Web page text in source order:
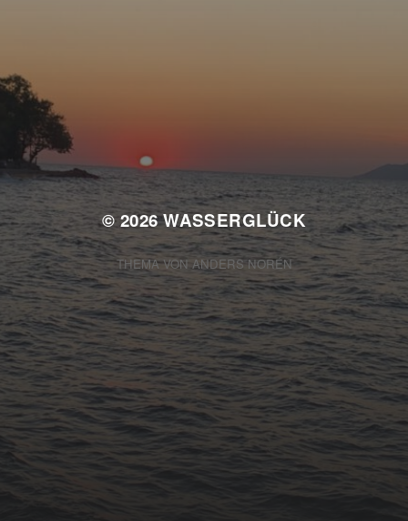
CATEGORIES
Keine Kategorien
© 2026WASSERGLÜCK
THEMA VON ANDERS NORÉN